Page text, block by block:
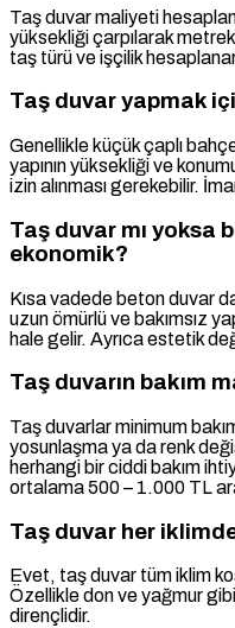
Taş duvar maliyeti
yüksekliği çarpılarak
taş türü ve işçilik
Taş duvar yapmak
Genellikle küçük çaplı
yapının yüksekliği ve
izin alınması gerekebilir.
Taş duvar mı yoksa
ekonomik?
Kısa vadede beton duvar
uzun ömürlü ve bakımsız
hale gelir. Ayrıca estetik
Taş duvarın bakım
Taş duvarlar minimum
yosunlaşma ya da renk
herhangi bir ciddi bakım
ortalama 500 – 1.000 TL
Taş duvar her
Evet, taş duvar tüm iklim
Özellikle don ve yağmur
dirençlidir.